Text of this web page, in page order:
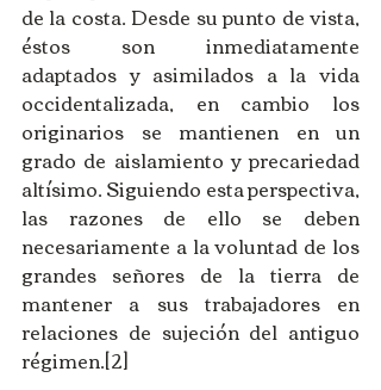
de la costa. Desde su punto de vista,
éstos son inmediatamente
adaptados y asimilados a la vida
occidentalizada, en cambio los
originarios se mantienen en un
grado de aislamiento y precariedad
altísimo. Siguiendo esta perspectiva,
las razones de ello se deben
necesariamente a la voluntad de los
grandes señores de la tierra de
mantener a sus trabajadores en
relaciones de sujeción del antiguo
régimen.[2]